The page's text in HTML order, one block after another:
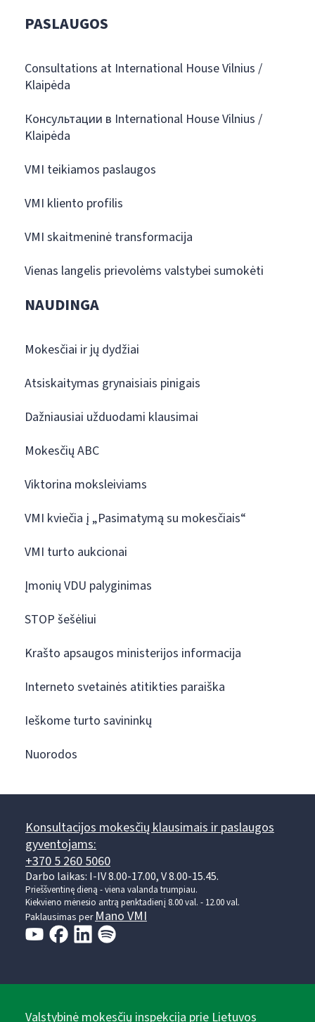
PASLAUGOS
Consultations at International House Vilnius /
Klaipėda
Консультации в International House Vilnius /
Klaipėda
VMI teikiamos paslaugos
VMI kliento profilis
VMI skaitmeninė transformacija
Vienas langelis prievolėms valstybei sumokėti
NAUDINGA
Mokesčiai ir jų dydžiai
Atsiskaitymas grynaisiais pinigais
Dažniausiai užduodami klausimai
Mokesčių ABC
Viktorina moksleiviams
VMI kviečia į „Pasimatymą su mokesčiais“
VMI turto aukcionai
Įmonių VDU palyginimas
STOP šešėliui
Krašto apsaugos ministerijos informacija
Interneto svetainės atitikties paraiška
Ieškome turto savininkų
Nuorodos
Konsultacijos mokesčių klausimais ir paslaugos
gyventojams:
+370 5 260 5060
Darbo laikas: I-IV 8.00-17.00, V 8.00-15.45.
Prieššventinę dieną - viena valanda trumpiau.
Kiekvieno mėnesio antrą penktadienį 8.00 val. - 12.00 val.
Paklausimas perMano VMI
Valstybinė mokesčių inspekcija prie Lietuvos